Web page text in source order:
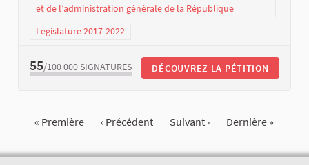
et de l’administration générale de la République
Législature 2017-2022
55/100 000 SIGNATURES DÉCOUVREZ LA PÉTITION
« Première ‹ Précédent Suivant › Dernière »